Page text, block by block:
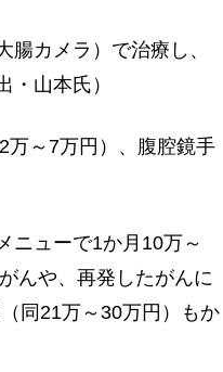
腸カメラ）で治療し、
山本氏）
～7万円）、腹腔鏡手
ニューで1か月10万～
んや、再発したがんに
同21万～30万円）もか